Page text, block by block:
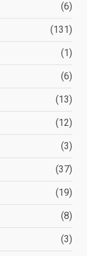
(6)
(131)
(1)
(6)
(13)
(12)
(3)
(37)
(19)
(8)
(3)